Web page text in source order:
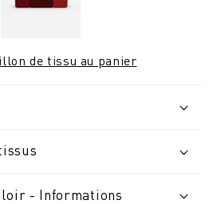
de tissu au panier
- Informations